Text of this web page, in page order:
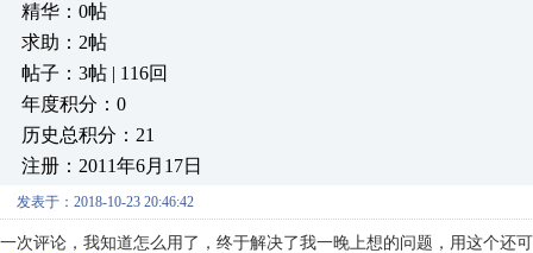
精华：0帖
求助：2帖
帖子：3帖 | 116回
年度积分：0
历史总积分：21
注册：2011年6月17日
发表于：2018-10-23 20:46:42
一次评论，我知道怎么用了，终于解决了我一晚上想的问题，用这个还